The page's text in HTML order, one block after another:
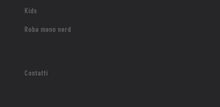
Kids
Roba meno nerd
Contatti